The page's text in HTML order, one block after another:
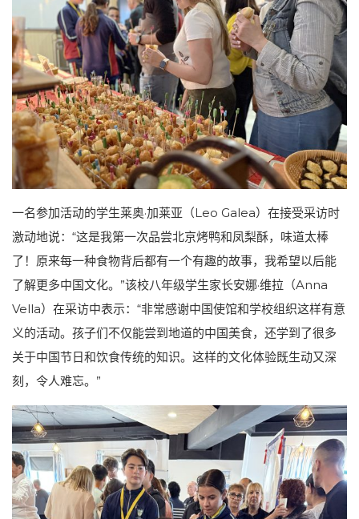
一名参加活动的学生莱奥·加莱亚（Leo Galea）在接受采访时
激动地说：“这是我第一次品尝北京烤鸭和凤梨酥，味道太棒
了！原来每一种食物背后都有一个有趣的故事，我希望以后能
了解更多中国文化。”该校八年级学生家长安娜·维拉（Anna
Vella）在采访中表示：“非常感谢中国使馆和学校组织这样有意
义的活动。孩子们不仅能尝到地道的中国美食，还学到了很多
关于中国节日和饮食传统的知识。这样的文化体验既生动又深
刻，令人难忘。”